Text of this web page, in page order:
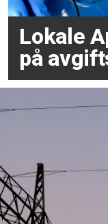
Lokale
på